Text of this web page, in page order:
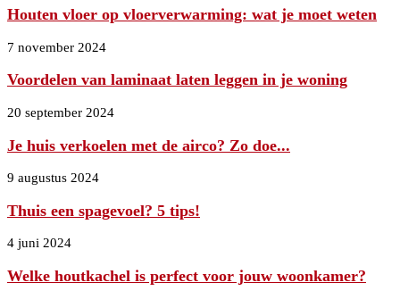
Houten vloer op vloerverwarming: wat je moet weten
7 november 2024
Voordelen van laminaat laten leggen in je woning
20 september 2024
Je huis verkoelen met de airco? Zo doe...
9 augustus 2024
Thuis een spagevoel? 5 tips!
4 juni 2024
Welke houtkachel is perfect voor jouw woonkamer?